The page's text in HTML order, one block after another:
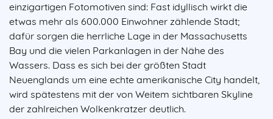
einzigartigen Fotomotiven sind: Fast idyllisch wirkt die
etwas mehr als 600.000 Einwohner zählende Stadt;
dafür sorgen die herrliche Lage in der Massachusetts
Bay und die vielen Parkanlagen in der Nähe des
Wassers. Dass es sich bei der größten Stadt
Neuenglands um eine echte amerikanische City handelt,
wird spätestens mit der von Weitem sichtbaren Skyline
der zahlreichen Wolkenkratzer deutlich.